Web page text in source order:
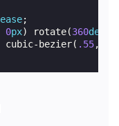
ease;
0px) rotate(360deg
cubic-bezier( .55,